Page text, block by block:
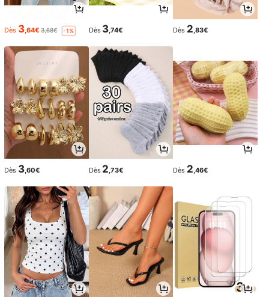
Dès 3,64€ 3,68€ -1% Dès 3,74€ Dès 2,83€
Dès 3,60€ Dès 2 ,73€ Dès 2 ,46€